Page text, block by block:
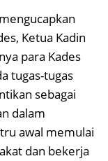
Ketua Kadin
para Kades
tugas-tugas
sebagai
dalam
awal memulai
dan bekerja